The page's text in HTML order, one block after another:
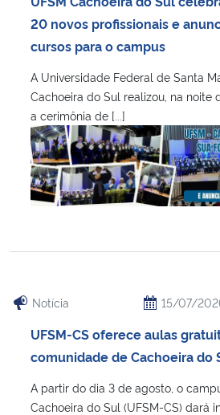
Ministério da Saúde
Ministério de Minas e Energia
Ministério da Ciência, Tecnologia, Inovações e
Ministério do Meio Ambiente
Controladoria-Geral da União
Ministério da Mulher, da Família e dos Direitos
Secretaria-Geral
20 novos profissionais e
cursos para o campus
A Universidade Federal de Santa
Cachoeira do Sul realizou, na noite
a cerimônia de [...]
Notícia 15/07/
UFSM-CS oferece aulas
comunidade de Cachoeira do
A partir do dia 3 de agosto, o
Cachoeira do Sul (UFSM-CS) dará